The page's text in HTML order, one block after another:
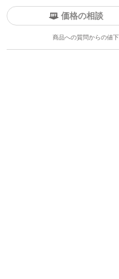
極わせ #おでん #焼きそ
農家直送 #兵庫県 #新鮮
価格の相談
商品への質問からの値